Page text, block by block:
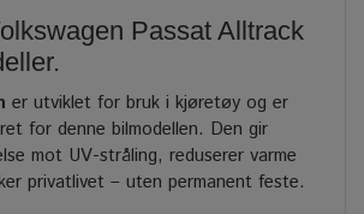
Passat Alltrack
er utviklet for bruk i kjøretøy og er
for denne bilmodellen. Den gir
mot UV-stråling, reduserer varme
privatlivet – uten permanent feste.